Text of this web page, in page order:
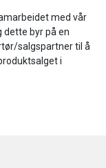
med vår
dette byr på en
salgspartner til å
i